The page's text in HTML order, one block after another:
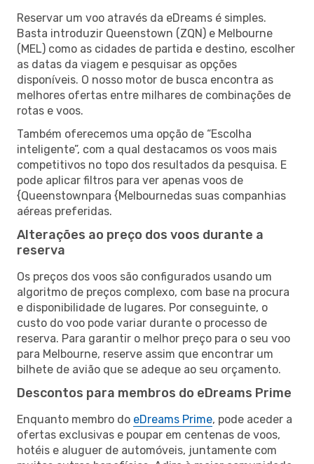
Reservar um voo através da eDreams é simples.
Basta introduzir Queenstown (ZQN) e Melbourne
(MEL) como as cidades de partida e destino, escolher
as datas da viagem e pesquisar as opções
disponíveis. O nosso motor de busca encontra as
melhores ofertas entre milhares de combinações de
rotas e voos.
Também oferecemos uma opção de “Escolha
inteligente”, com a qual destacamos os voos mais
competitivos no topo dos resultados da pesquisa. E
pode aplicar filtros para ver apenas voos de
{Queenstownpara {Melbournedas suas companhias
aéreas preferidas.
Alterações ao preço dos voos durante a
reserva
Os preços dos voos são configurados usando um
algoritmo de preços complexo, com base na procura
e disponibilidade de lugares. Por conseguinte, o
custo do voo pode variar durante o processo de
reserva. Para garantir o melhor preço para o seu voo
para Melbourne, reserve assim que encontrar um
bilhete de avião que se adeque ao seu orçamento.
Descontos para membros do eDreams Prime
Enquanto membro do eDreams Prime, pode aceder a
ofertas exclusivas e poupar em centenas de voos,
hotéis e aluguer de automóveis, juntamente com